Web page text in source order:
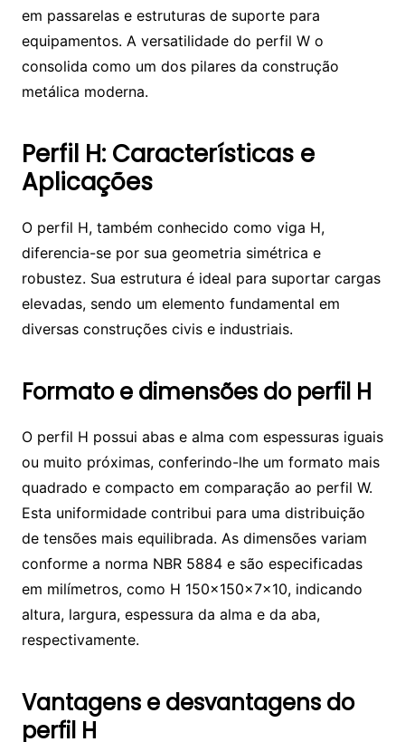
em passarelas e estruturas de suporte para
equipamentos. A versatilidade do perfil W o
consolida como um dos pilares da construção
metálica moderna.
Perfil H: Características e
Aplicações
O perfil H, também conhecido como viga H,
diferencia-se por sua geometria simétrica e
robustez. Sua estrutura é ideal para suportar cargas
elevadas, sendo um elemento fundamental em
diversas construções civis e industriais.
Formato e dimensões do perfil H
O perfil H possui abas e alma com espessuras iguais
ou muito próximas, conferindo-lhe um formato mais
quadrado e compacto em comparação ao perfil W.
Esta uniformidade contribui para uma distribuição
de tensões mais equilibrada. As dimensões variam
conforme a norma NBR 5884 e são especificadas
em milímetros, como H 150x150x7x10, indicando
altura, largura, espessura da alma e da aba,
respectivamente.
Vantagens e desvantagens do
perfil H